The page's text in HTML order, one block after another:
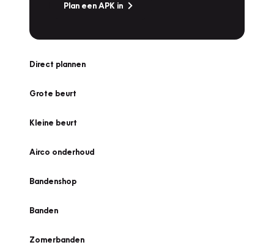
Plan een APK in
Direct plannen
Grote beurt
Kleine beurt
Airco onderhoud
Bandenshop
Banden
Zomerbanden